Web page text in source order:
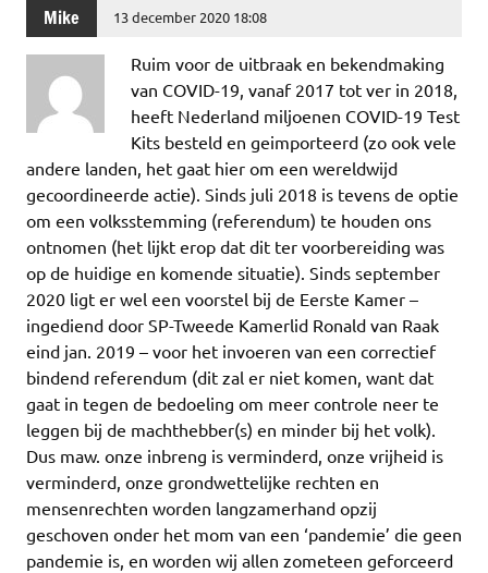
Mike 13 december 2020 18:08
Ruim voor de uitbraak en bekendmaking
van COVID-19, vanaf 2017 tot ver in 2018,
heeft Nederland miljoenen COVID-19 Test
Kits besteld en geimporteerd (zo ook vele
andere landen, het gaat hier om een wereldwijd
gecoordineerde actie). Sinds juli 2018 is tevens de optie
om een volksstemming (referendum) te houden ons
ontnomen (het lijkt erop dat dit ter voorbereiding was
op de huidige en komende situatie). Sinds september
2020 ligt er wel een voorstel bij de Eerste Kamer –
ingediend door SP-Tweede Kamerlid Ronald van Raak
eind jan. 2019 – voor het invoeren van een correctief
bindend referendum (dit zal er niet komen, want dat
gaat in tegen de bedoeling om meer controle neer te
leggen bij de machthebber(s) en minder bij het volk).
Dus maw. onze inbreng is verminderd, onze vrijheid is
verminderd, onze grondwettelijke rechten en
mensenrechten worden langzamerhand opzij
geschoven onder het mom van een ‘pandemie’ die geen
pandemie is, en worden wij allen zometeen geforceerd